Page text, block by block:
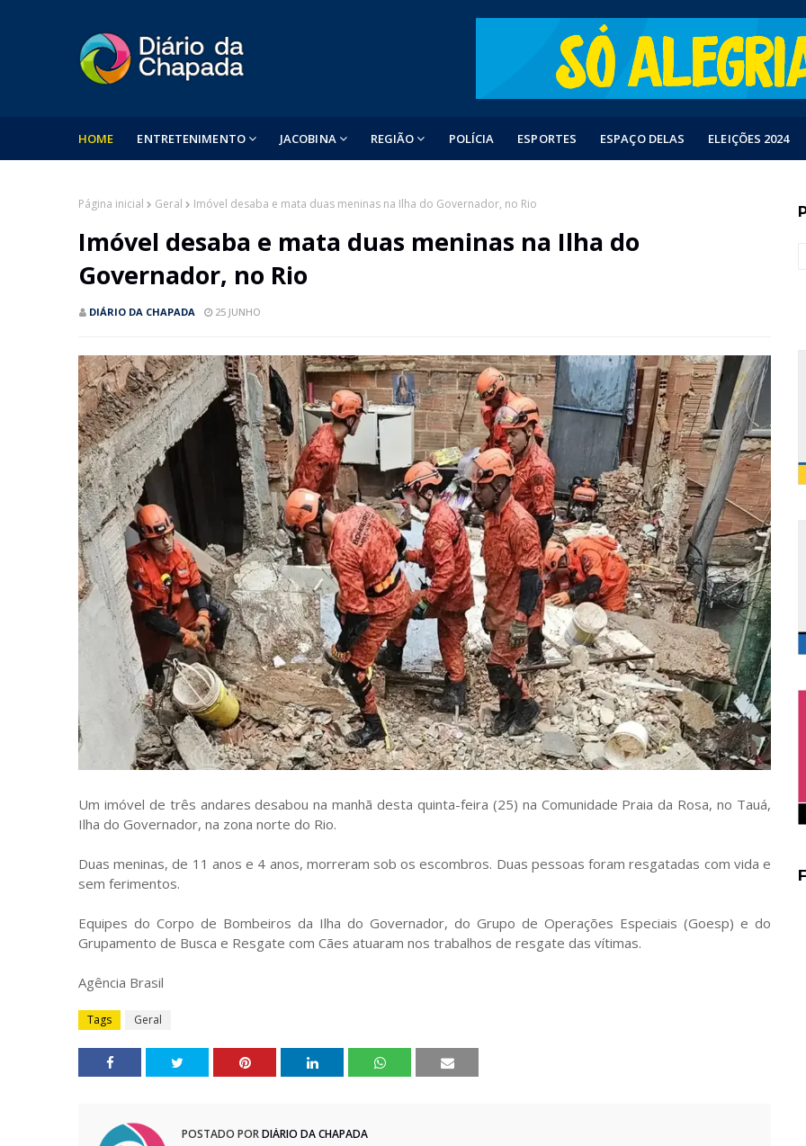
HOME ENTRETENIMENTO JACOBINA REGIÃO POLÍCIA ESPORTES ESPAÇO DELAS ELEIÇÕES 2024
Página inicial Geral Imóvel desaba e mata duas meninas na Ilha do Governador, no Rio
Imóvel desaba e mata duas meninas na Ilha do
Governador, no Rio
DIÁRIO DA CHAPADA 25 JUNHO
Um imóvel de três andares desabou na manhã desta quinta-feira (25) na Comunidade Praia da Rosa, no Tauá,
Ilha do Governador, na zona norte do Rio.
Duas meninas, de 11 anos e 4 anos, morreram sob os escombros. Duas pessoas foram resgatadas com vida e
sem ferimentos.
Equipes do Corpo de Bombeiros da Ilha do Governador, do Grupo de Operações Especiais (Goesp) e do
Grupamento de Busca e Resgate com Cães atuaram nos trabalhos de resgate das vítimas.
Agência Brasil
Tags Geral
POSTADO PORDIÁRIO DA CHAPADA